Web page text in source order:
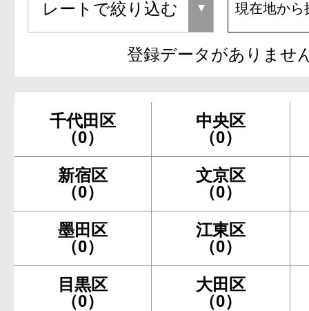
現在地から
登録データがありませ
千代田区
（0）
中央区
（0）
新宿区
（0）
文京区
（0）
墨田区
（0）
江東区
（0）
目黒区
（0）
大田区
（0）